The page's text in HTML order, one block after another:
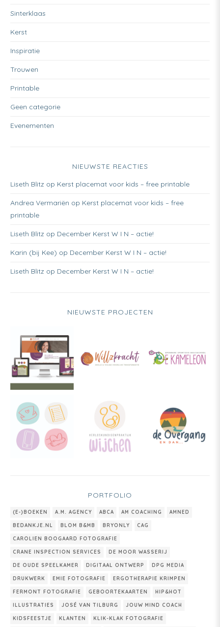
Sinterklaas
Kerst
Inspiratie
Trouwen
Printable
Geen categorie
Evenementen
NIEUWSTE REACTIES
Liseth Blitz op Kerst placemat voor kids – free printable
Andrea Vermariën op Kerst placemat voor kids – free
printable
Liseth Blitz op December Kerst W I N – actie!
Karin (bij Kee) op December Kerst W I N – actie!
Liseth Blitz op December Kerst W I N – actie!
NIEUWSTE PROJECTEN
PORTFOLIO
(E-)BOEKEN A.M. AGENCY ABCA AM COACHING AMNED
BEDANKJE.NL BLOM B&MB BRYONLY CAG
CAROLIEN BOOGAARD FOTOGRAFIE
CRANE INSPECTION SERVICES DE MOOR WASSERIJ
DE OUDE SPEELKAMER DIGITAAL ONTWERP DPG MEDIA
DRUKWERK EMIE FOTOGRAFIE ERGOTHERAPIE KRIMPEN
FERMONT FOTOGRAFIE GEBOORTEKAARTEN HIP&HOT
ILLUSTRATIES JOSÉ VAN TILBURG JOUW MIND COACH
KIDSFEESTJE KLANTEN KLIK-KLAK FOTOGRAFIE